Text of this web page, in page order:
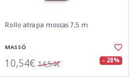
Rollo atrapa moscas 7,5 m
MASSÓ
10,54€ 14,54€ - 28%